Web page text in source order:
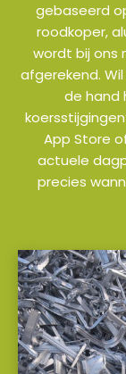
gebaseerd
roodkoper,
wordt bij ons
afgerekend.
de hand
App Store
actuele
precies
a